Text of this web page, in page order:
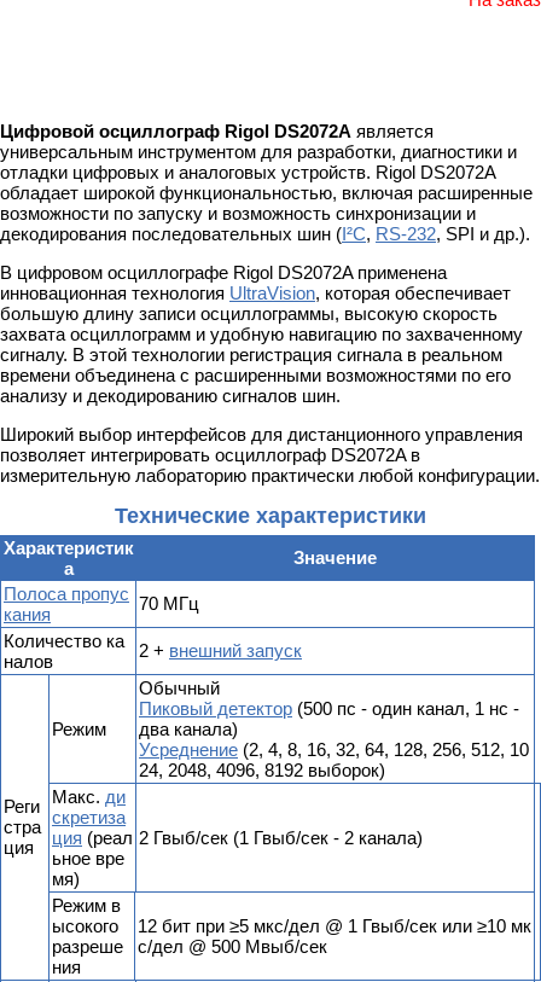
Цифровой осциллограф Rigol DS2072A является
универсальным инструментом для разработки, диагностики и
отладки цифровых и аналоговых устройств. Rigol DS2072A
обладает широкой функциональностью, включая расширенные
возможности по запуску и возможность синхронизации и
декодирования последовательных шин (I²C, RS-232, SPI и др.).
В цифровом осциллографе Rigol DS2072A применена
инновационная технология UltraVision, которая обеспечивает
большую длину записи осциллограммы, высокую скорость
захвата осциллограмм и удобную навигацию по захваченному
сигналу. В этой технологии регистрация сигнала в реальном
времени объединена с расширенными возможностями по его
анализу и декодированию сигналов шин.
Широкий выбор интерфейсов для дистанционного управления
позволяет интегрировать осциллограф DS2072A в
измерительную лабораторию практически любой конфигурации.
Технические характеристики
Характеристик
а
Значение
Полоса пропус
кания
70 MГц
Количество ка
налов
2 + внешний запуск
Реги
стра
ция
Режим
Обычный
Пиковый детектор (500 пс - один канал, 1 нс -
два канала)
Усреднение (2, 4, 8, 16, 32, 64, 128, 256, 512, 10
24, 2048, 4096, 8192 выборок)
Макс. ди
скретиза
ция (реал
ьное вре
мя)
2 Гвыб/сек (1 Гвыб/сек - 2 канала)
Режим в
ысокого
разреше
ния
12 бит при ≥5 мкс/дел @ 1 Гвыб/сек или ≥10 мк
с/дел @ 500 Мвыб/сек